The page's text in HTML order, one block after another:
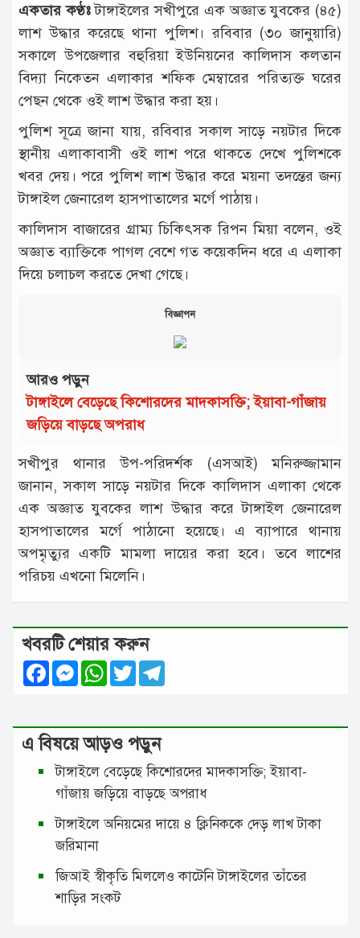
বিনোদন
খেলাধুলা
চাকরি
লাইফ
স্টাইল
অন্যান্য
একতার কণ্ঠঃটাঙ্গাইলের সখীপুরে এক অজ্ঞাত যুবকের (৪৫)
লাশ উদ্ধার করেছে থানা পুলিশ। রবিবার (৩০ জানুয়ারি)
সকালে উপজেলার বহুরিয়া ইউনিয়নের কালিদাস কলতান
বিদ্যা নিকেতন এলাকার শফিক মেম্বারের পরিত্যক্ত ঘরের
পেছন থেকে ওই লাশ উদ্ধার করা হয়।
পুলিশ সূত্রে জানা যায়, রবিবার সকাল সাড়ে নয়টার দিকে
স্থানীয় এলাকাবাসী ওই লাশ পরে থাকতে দেখে পুলিশকে
খবর দেয়। পরে পুলিশ লাশ উদ্ধার করে ময়না তদন্তের জন্য
টাঙ্গাইল জেনারেল হাসপাতালের মর্গে পাঠায়।
কালিদাস বাজারের গ্রাম্য চিকিৎসক রিপন মিয়া বলেন, ওই
অজ্ঞাত ব্যাক্তিকে পাগল বেশে গত কয়েকদিন ধরে এ এলাকা
দিয়ে চলাচল করতে দেখা গেছে।
বিজ্ঞাপন
আরও পড়ুন
টাঙ্গাইলে বেড়েছে কিশোরদের মাদকাসক্তি; ইয়াবা-গাঁজায়
জড়িয়ে বাড়ছে অপরাধ
সখীপুর থানার উপ-পরিদর্শক (এসআই) মনিরুজ্জামান
জানান, সকাল সাড়ে নয়টার দিকে কালিদাস এলাকা থেকে
এক অজ্ঞাত যুবকের লাশ উদ্ধার করে টাঙ্গাইল জেনারেল
হাসপাতালের মর্গে পাঠানো হয়েছে। এ ব্যাপারে থানায়
অপমৃত্যুর একটি মামলা দায়ের করা হবে। তবে লাশের
পরিচয় এখনো মিলেনি।
খবরটি শেয়ার করুন
FacebookMessenger
WhatsApp
Twitter
এ বিষয়ে আড়ও পড়ুন
টাঙ্গাইলে বেড়েছে কিশোরদের মাদকাসক্তি; ইয়াবা-
গাঁজায় জড়িয়ে বাড়ছে অপরাধ
টাঙ্গাইলে অনিয়মের দায়ে ৪ ক্লিনিককে দেড় লাখ টাকা
জরিমানা
জিআই স্বীকৃতি মিললেও কাটেনি টাঙ্গাইলের তাঁতের
শাড়ির সংকট